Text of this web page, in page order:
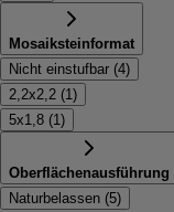
Mosaiksteinformat
Nicht einstufbar (4)
2,2x2,2 (1)
5x1,8 (1)
Oberflächenausführung
Naturbelassen (5)